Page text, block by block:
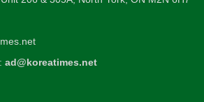
ad@koreatimes.net